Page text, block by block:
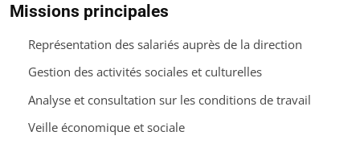
Missions principales
Représentation des salariés auprès de la direction
Gestion des activités sociales et culturelles
Analyse et consultation sur les conditions de travail
Veille économique et sociale